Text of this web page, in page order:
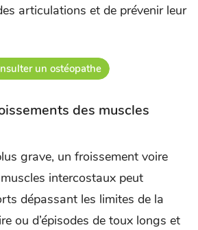
articulations et de prévenir leur
un ostéopathe
des muscles
grave, un froissement voire
intercostaux peut
dépassant les limites de la
ou d’épisodes de toux longs et